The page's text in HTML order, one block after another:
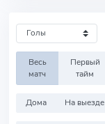
Весь
матч
Первый
тайм
Дома На выезде